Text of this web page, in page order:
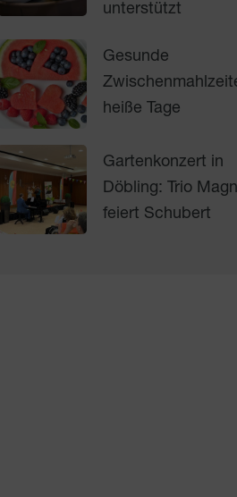
unterstützt
Gesunde
heiße Tage
Gartenkonzert in
Döbling: Trio
feiert Schubert